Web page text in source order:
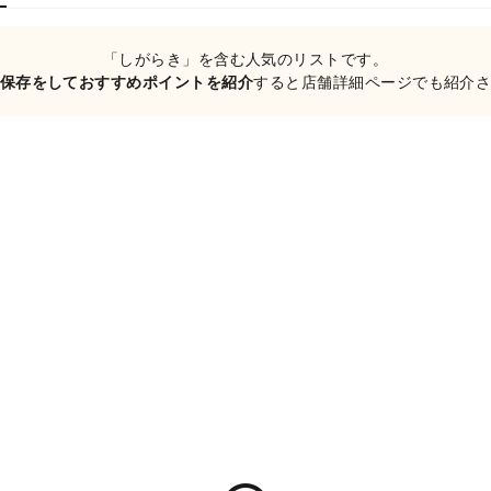
「しがらき」を含む人気のリストです。
存をしておすすめポイントを紹介すると店舗詳細ページでも紹介さ